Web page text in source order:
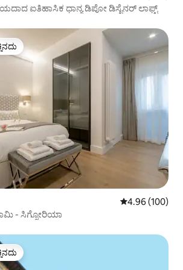
ಐತಿಹಾಸಿಕ ಧಾನ್ಯ ಡಿಪೋ ಡಿಸೈನರ್ ಲಾಫ್ಟ್
5 ರಲ್ಲಿ 4.96
4.96 (100)
- ಸಿಗ್ನೋರಿಯಾ